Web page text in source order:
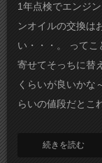
1年点検でエンジ
ンオイルの交換は
い・・・。 ってこ
寄せてそっちに替
くらいが良いかな
らいの値段だとこ
続きを読む